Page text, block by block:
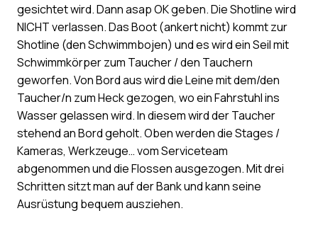
gesichtet wird. Dann asap OK geben. Die Shotline wird
NICHT verlassen. Das Boot (ankert nicht) kommt zur
Shotline (den Schwimmbojen) und es wird ein Seil mit
Schwimmkörper zum Taucher / den Tauchern
geworfen. Von Bord aus wird die Leine mit dem/den
Taucher/n zum Heck gezogen, wo ein Fahrstuhl ins
Wasser gelassen wird. In diesem wird der Taucher
stehend an Bord geholt. Oben werden die Stages /
Kameras, Werkzeuge… vom Serviceteam
abgenommen und die Flossen ausgezogen. Mit drei
Schritten sitzt man auf der Bank und kann seine
Ausrüstung bequem ausziehen.